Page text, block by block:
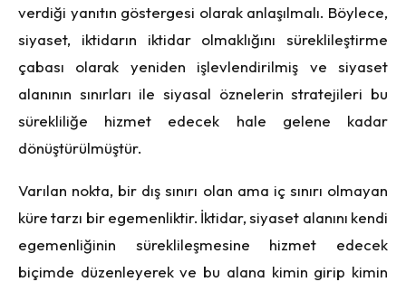
verdiği yanıtın göstergesi olarak anlaşılmalı. Böylece,
siyaset, iktidarın iktidar olmaklığını süreklileştirme
çabası olarak yeniden işlevlendirilmiş ve siyaset
alanının sınırları ile siyasal öznelerin stratejileri bu
sürekliliğe hizmet edecek hale gelene kadar
dönüştürülmüştür.
Varılan nokta, bir dış sınırı olan ama iç sınırı olmayan
küre tarzı bir egemenliktir. İktidar, siyaset alanını kendi
egemenliğinin süreklileşmesine hizmet edecek
biçimde düzenleyerek ve bu alana kimin girip kimin